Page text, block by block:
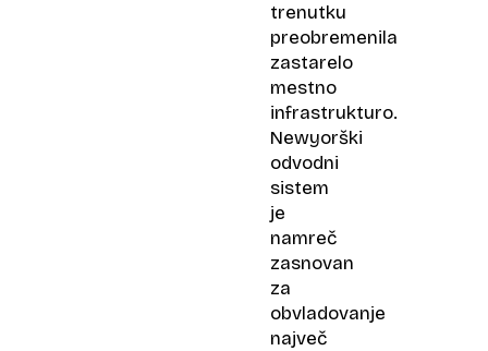
trenutku
preobremenila
zastarelo
mestno
infrastrukturo.
Newyorški
odvodni
sistem
je
namreč
zasnovan
za
obvladovanje
največ